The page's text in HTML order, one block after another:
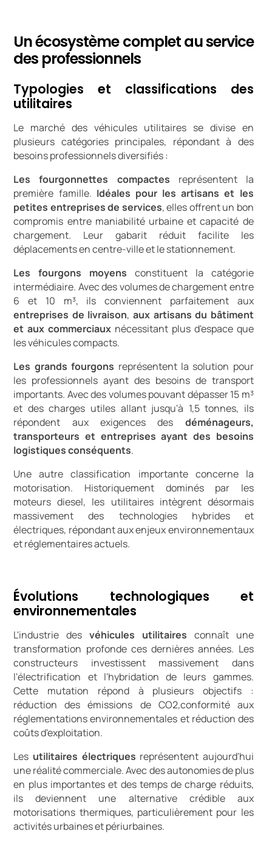
Un écosystème complet au service
des professionnels
Typologies et classifications des
utilitaires
Le marché des véhicules utilitaires se divise en
plusieurs catégories principales, répondant à des
besoins professionnels diversifiés :
Les fourgonnettes compactes représentent la
première famille. Idéales pour les artisans et les
petites entreprises de services, elles offrent un bon
compromis entre maniabilité urbaine et capacité de
chargement. Leur gabarit réduit facilite les
déplacements en centre-ville et le stationnement.
Les fourgons moyens constituent la catégorie
intermédiaire. Avec des volumes de chargement entre
6 et 10 m³, ils conviennent parfaitement aux
entreprises de livraison,aux artisans du bâtiment
et aux commerciaux nécessitant plus d'espace que
les véhicules compacts.
Les grands fourgons représentent la solution pour
les professionnels ayant des besoins de transport
importants. Avec des volumes pouvant dépasser 15 m³
et des charges utiles allant jusqu'à 1,5 tonnes, ils
répondent aux exigences des déménageurs,
transporteurs et entreprises ayant des besoins
logistiques conséquents.
Une autre classification importante concerne la
motorisation. Historiquement dominés par les
moteurs diesel, les utilitaires intègrent désormais
massivement des technologies hybrides et
électriques, répondant aux enjeux environnementaux
et réglementaires actuels.
Évolutions technologiques et
environnementales
L'industrie desvéhicules utilitaires connaît une
transformation profonde ces dernières années. Les
constructeurs investissent massivement dans
l'électrification et l'hybridation de leurs gammes.
Cette mutation répond à plusieurs objectifs :
réduction des émissions de CO2,conformité aux
réglementations environnementales et réduction des
coûts d'exploitation.
Les utilitaires électriques représentent aujourd'hui
une réalité commerciale. Avec des autonomies de plus
en plus importantes et des temps de charge réduits,
ils deviennent une alternative crédible aux
motorisations thermiques, particulièrement pour les
activités urbaines et périurbaines.